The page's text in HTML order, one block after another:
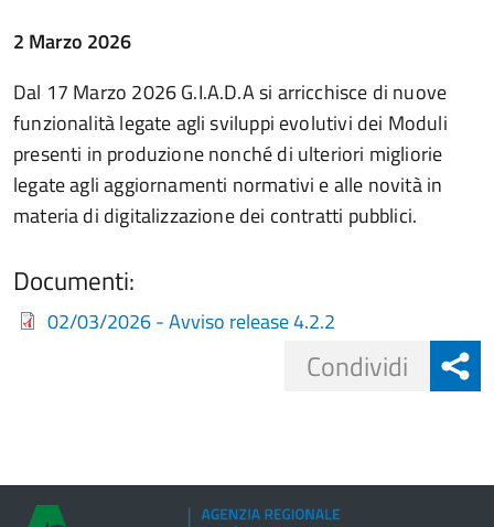
2 Marzo 2026
Dal 17 Marzo 2026 G.I.A.D.A si arricchisce di nuove
funzionalità legate agli sviluppi evolutivi dei Moduli
presenti in produzione nonché di ulteriori migliorie
legate agli aggiornamenti normativi e alle novità in
materia di digitalizzazione dei contratti pubblici.
Documenti:
02/03/2026 - Avviso release 4.2.2
Condividi